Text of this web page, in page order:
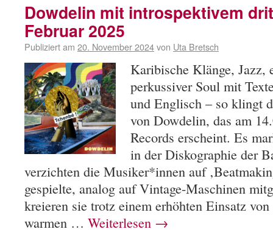
Dowdelin mit introspektivem
Februar 2025
Publiziert am 20. November 2024von Uta Bretsch
Karibische Klänge,
perkussiver Soul mit
und Englisch – so klingt
von Dowdelin, das am
Records erscheint. Es
in der Diskographie der
verzichten die Musiker*innen auf
gespielte, analog auf Vintage-Maschinen
kreieren sie trotz einem erhöhten Einsatz
warmen … Weiterlesen →